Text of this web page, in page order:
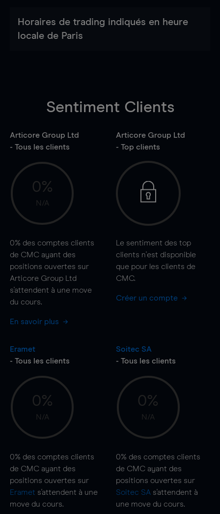
Horaires de trading indiqués en heure
locale de Paris
Sentiment Clients
Articore Group Ltd
- Tous les clients
0%
N/A
0% des comptes clients
de CMC ayant des
positions ouvertes sur
Articore Group Ltd
s'attendent à une move
du cours.
En savoir plus
Articore Group Ltd
- Top clients
Le sentiment des top
clients n'est disponible
que pour les clients de
CMC.
Créer un compte
Eramet
- Tous les clients
0%
N/A
0% des comptes clients
de CMC ayant des
positions ouvertes sur
Eramet s'attendent à une
move du cours.
Soitec SA
- Tous les clients
0%
N/A
0% des comptes clients
de CMC ayant des
positions ouvertes sur
Soitec SA s'attendent à
une move du cours.